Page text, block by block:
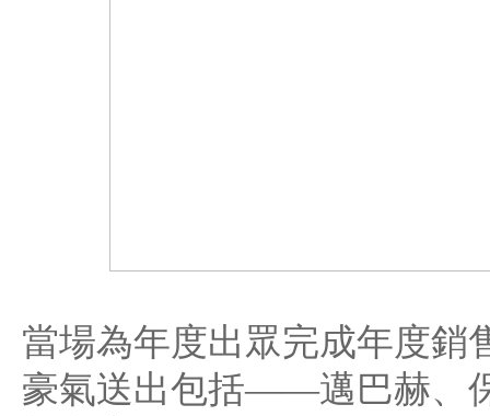
當場為年度出眾完成年度銷
豪氣送出包括——邁巴赫、